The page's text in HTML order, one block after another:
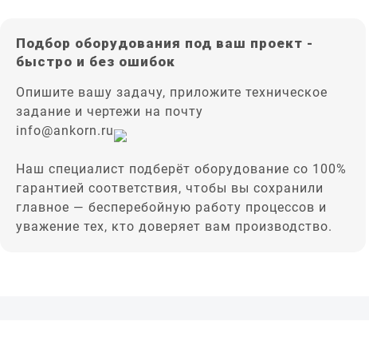
Подбор оборудования под ваш проект -
быстро и без ошибок
Опишите вашу задачу, приложите техническое
задание и чертежи на почту
info@ankorn.ru
Наш специалист подберёт оборудование со 100%
гарантией соответствия, чтобы вы сохранили
главное — бесперебойную работу процессов и
уважение тех, кто доверяет вам производство.